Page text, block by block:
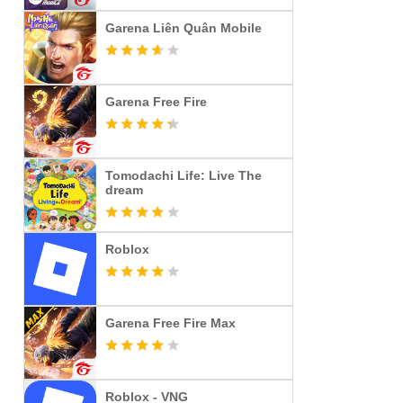
Garena Liên Quân Mobile
Garena Free Fire
Tomodachi Life: Live The
dream
Roblox
Garena Free Fire Max
Roblox - VNG